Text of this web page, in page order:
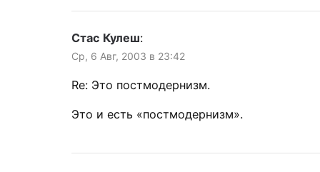
Стас Кулеш:
Ср, 6 Авг, 2003 в 23:42
Re: Это постмодернизм.
Это и есть «постмодернизм».